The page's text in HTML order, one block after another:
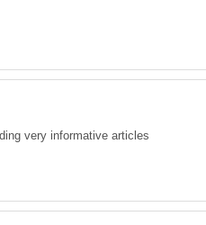
very informative articles